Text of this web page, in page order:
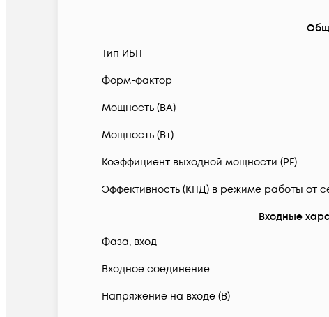
Тип ИБП
Форм-фактор
Мощность (ВА)
Мощность (Вт)
Коэффициент выходной мощности (PF)
Эффективность (КПД) в режиме работы от
Входные
Фаза, вход
Входное соединение
Напряжение на входе (В)